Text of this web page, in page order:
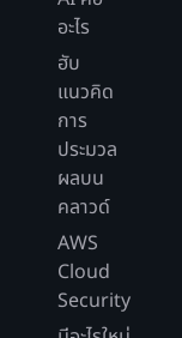
อะไร
ฮับ
แนวคิด
การ
ประมวล
ผลบน
คลาวด์
AWS
Cloud
Security